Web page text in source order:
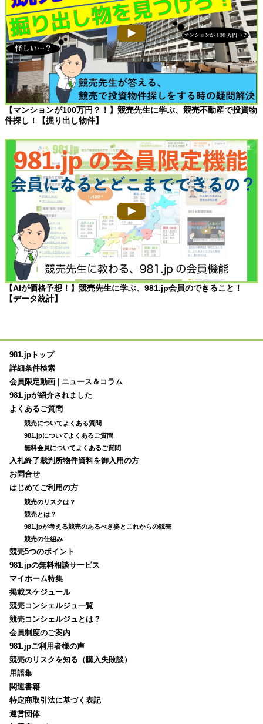
【マンションが100万円？！】競売先生に学ぶ、競売不動産で投資物
件探し！【掘り出し物件】
【AIが価格予想！】競売先生に学ぶ、981.jp会員のできること！
【データ統計】
981.jpトップ
詳細条件検索
会員限定動画
ニュース＆コラム
981.jpが紹介されました
よくあるご質問
競売についてよくある質問
981.jpについてよくあるご質問
無料会員についてよくあるご質問
入札終了裁判所物件資料を御入用の方
お問合せ
はじめてご利用の方
競売のリスクは？
競売とは？
981.jpが考える競売のあるべき姿とこれからの競売
競売の仕組み
競売5つのポイント
981.jpの無料相談サービス
マイホーム特集
掲載スケジュール
競売コンシェルジュ一覧
競売コンシェルジュとは？
会員制度のご案内
981.jpご利用者様の声
競売のリスクを知る（購入失敗談）
用語集
関連書籍
特定商取引法に基づく表記
運営団体